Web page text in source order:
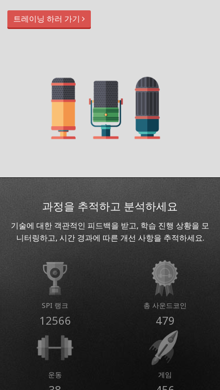
트레이닝 하러 가기
과정을 추적하고 분석하세요
기술에 대한 객관적인 피드백을 받고, 학습 진행 상황을 모
니터링하고, 시간 경과에 따른 개선 사항을 추적하세요.
SPI 랭크
12566
총 사운드코인
479
운동 게임